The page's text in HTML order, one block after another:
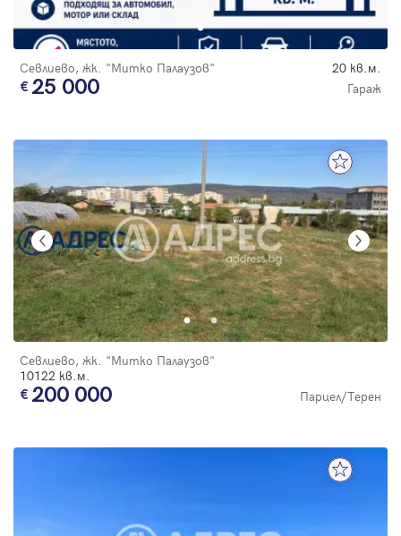
Севлиево, жк. "Митко Палаузов" 20 кв.м.
25 000 Гараж
Севлиево, жк. "Митко Палаузов"
10122 кв.м.
200 000 Парцел/Терен